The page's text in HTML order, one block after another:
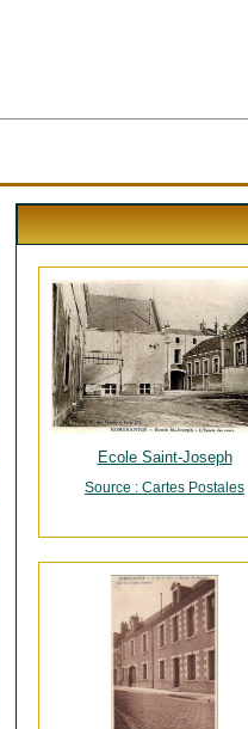
Ecole Saint-Joseph
Source : Cartes Postales